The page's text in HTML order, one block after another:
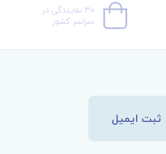
30 نمایندگی در
سراسر کشور
ثبت ایمیل